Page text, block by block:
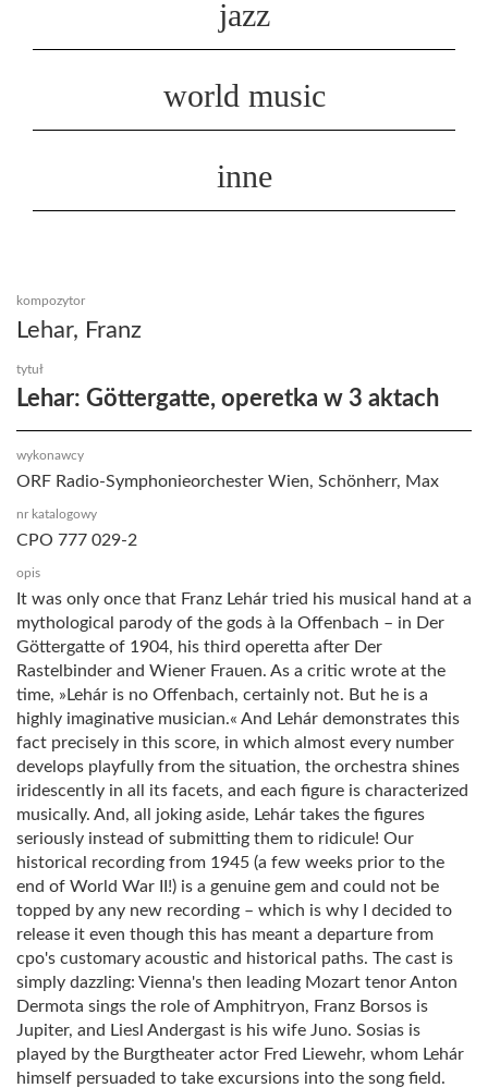
jazz
world music
inne
kompozytor
Lehar, Franz
tytuł
Lehar: Göttergatte, operetka w 3 aktach
wykonawcy
ORF Radio-Symphonieorchester Wien, Schönherr, Max
nr katalogowy
CPO 777 029-2
opis
It was only once that Franz Lehár tried his musical hand at a
mythological parody of the gods à la Offenbach – in Der
Göttergatte of 1904, his third operetta after Der
Rastelbinder and Wiener Frauen. As a critic wrote at the
time, »Lehár is no Offenbach, certainly not. But he is a
highly imaginative musician.« And Lehár demonstrates this
fact precisely in this score, in which almost every number
develops playfully from the situation, the orchestra shines
iridescently in all its facets, and each figure is characterized
musically. And, all joking aside, Lehár takes the figures
seriously instead of submitting them to ridicule! Our
historical recording from 1945 (a few weeks prior to the
end of World War II!) is a genuine gem and could not be
topped by any new recording – which is why I decided to
release it even though this has meant a departure from
cpo's customary acoustic and historical paths. The cast is
simply dazzling: Vienna's then leading Mozart tenor Anton
Dermota sings the role of Amphitryon, Franz Borsos is
Jupiter, and Liesl Andergast is his wife Juno. Sosias is
played by the Burgtheater actor Fred Liewehr, whom Lehár
himself persuaded to take excursions into the song field.